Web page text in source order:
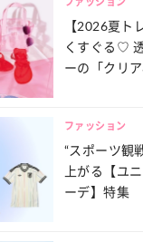
【2026夏ト
くすぐる♡
ーの「クリ
ファッション
“スポーツ観
上がる【ユ
ーデ】特集